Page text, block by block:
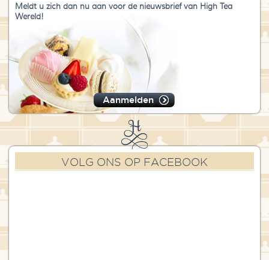
Meldt u zich dan nu aan voor de nieuwsbrief van High Tea
Wereld!
Aanmelden
VOLG ONS OP FACEBOOK